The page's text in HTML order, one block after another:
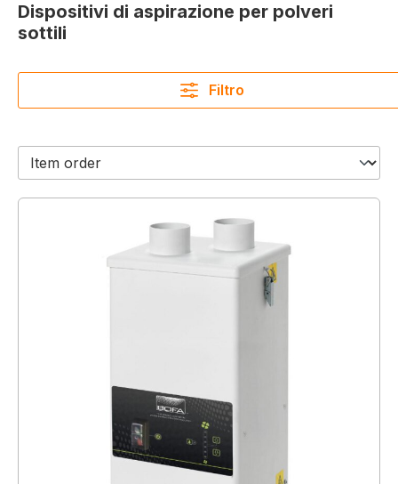
Dispositivi di aspirazione per polveri
sottili
Filtro